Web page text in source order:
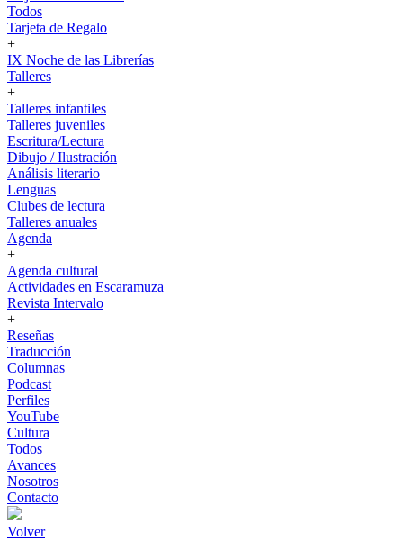
Todos
Tarjeta de Regalo
+
IX Noche de las Librerías
Talleres
+
Talleres infantiles
Talleres juveniles
Escritura/Lectura
Dibujo / Ilustración
Análisis literario
Lenguas
Clubes de lectura
Talleres anuales
Agenda
+
Agenda cultural
Actividades en Escaramuza
Revista Intervalo
+
Reseñas
Traducción
Columnas
Podcast
Perfiles
YouTube
Cultura
Todos
Avances
Nosotros
Contacto
Volver